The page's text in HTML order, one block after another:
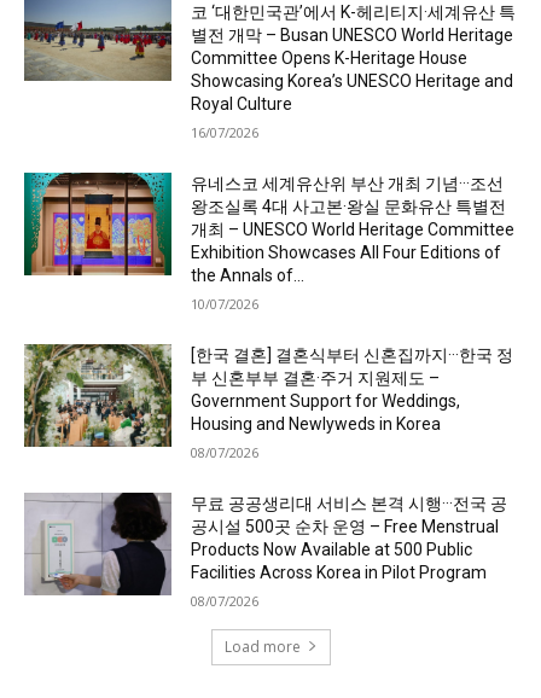
코 ‘대한민국관’에서 K-헤리티지·세계유산 특
별전 개막 – Busan UNESCO World Heritage
Committee Opens K-Heritage House
Showcasing Korea’s UNESCO Heritage and
Royal Culture
16/07/2026
유네스코 세계유산위 부산 개최 기념···조선
왕조실록 4대 사고본·왕실 문화유산 특별전
개최 – UNESCO World Heritage Committee
Exhibition Showcases All Four Editions of
the Annals of...
10/07/2026
[한국 결혼] 결혼식부터 신혼집까지···한국 정
부 신혼부부 결혼·주거 지원제도 –
Government Support for Weddings,
Housing and Newlyweds in Korea
08/07/2026
무료 공공생리대 서비스 본격 시행···전국 공
공시설 500곳 순차 운영 – Free Menstrual
Products Now Available at 500 Public
Facilities Across Korea in Pilot Program
08/07/2026
Load more